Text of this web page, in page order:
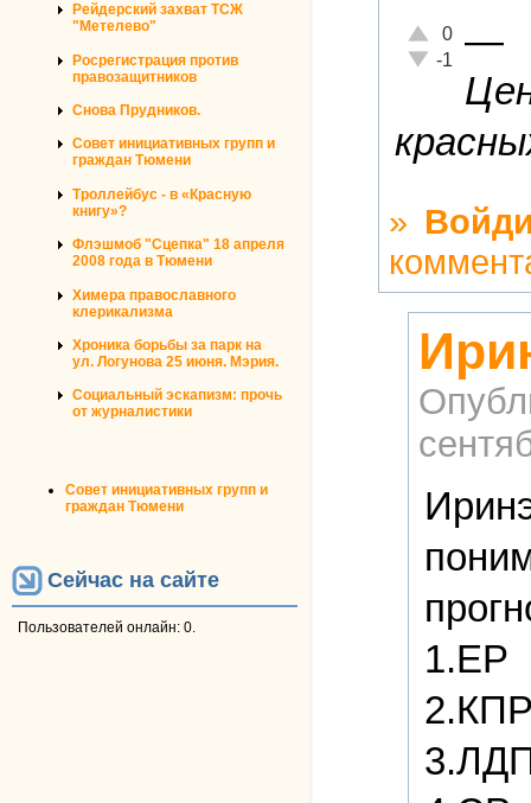
Рейдерский захват ТСЖ
"Метелево"
Росрегистрация против
правозащитников
Снова Прудников.
Совет инициативных групп и
граждан Тюмени
Троллейбус - в «Красную
книгу»?
Флэшмоб "Сцепка" 18 апреля
2008 года в Тюмени
Химера православного
клерикализма
Хроника борьбы за парк на
ул. Логунова 25 июня. Мэрия.
Социальный эскапизм: прочь
от журналистики
Совет инициативных групп и
граждан Тюмени
Сейчас на сайте
Пользователей онлайн: 0.
Отлично!
0
Неадекватно!
-1
—
»
1.ЕР